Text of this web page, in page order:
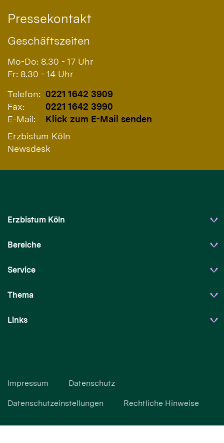
Pressekontakt
Geschäftszeiten
Mo-Do: 8.30 - 17 Uhr
Fr: 8.30 - 14 Uhr
Telefon: 0221 1642 3909
Fax:
0221 1642 3990
E-Mail:
Klick zum E-Mail senden
Erzbistum Köln
Newsdesk
Erzbistum Köln
Bereiche
Service
Thema
Links
Impressum Datenschutz
Datenschutzeinstellungen Rechtliche Hinweise